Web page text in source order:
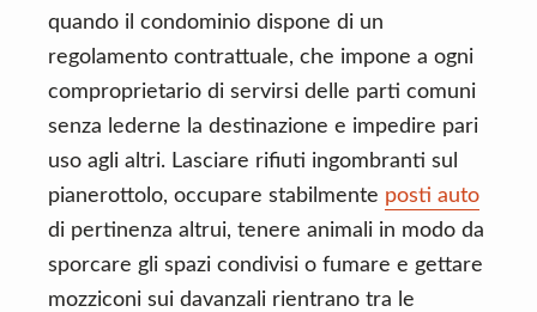
quando il condominio dispone di un
regolamento contrattuale, che impone a ogni
comproprietario di servirsi delle parti comuni
senza lederne la destinazione e impedire pari
uso agli altri. Lasciare rifiuti ingombranti sul
pianerottolo, occupare stabilmente posti auto
di pertinenza altrui, tenere animali in modo da
sporcare gli spazi condivisi o fumare e gettare
mozziconi sui davanzali rientrano tra le